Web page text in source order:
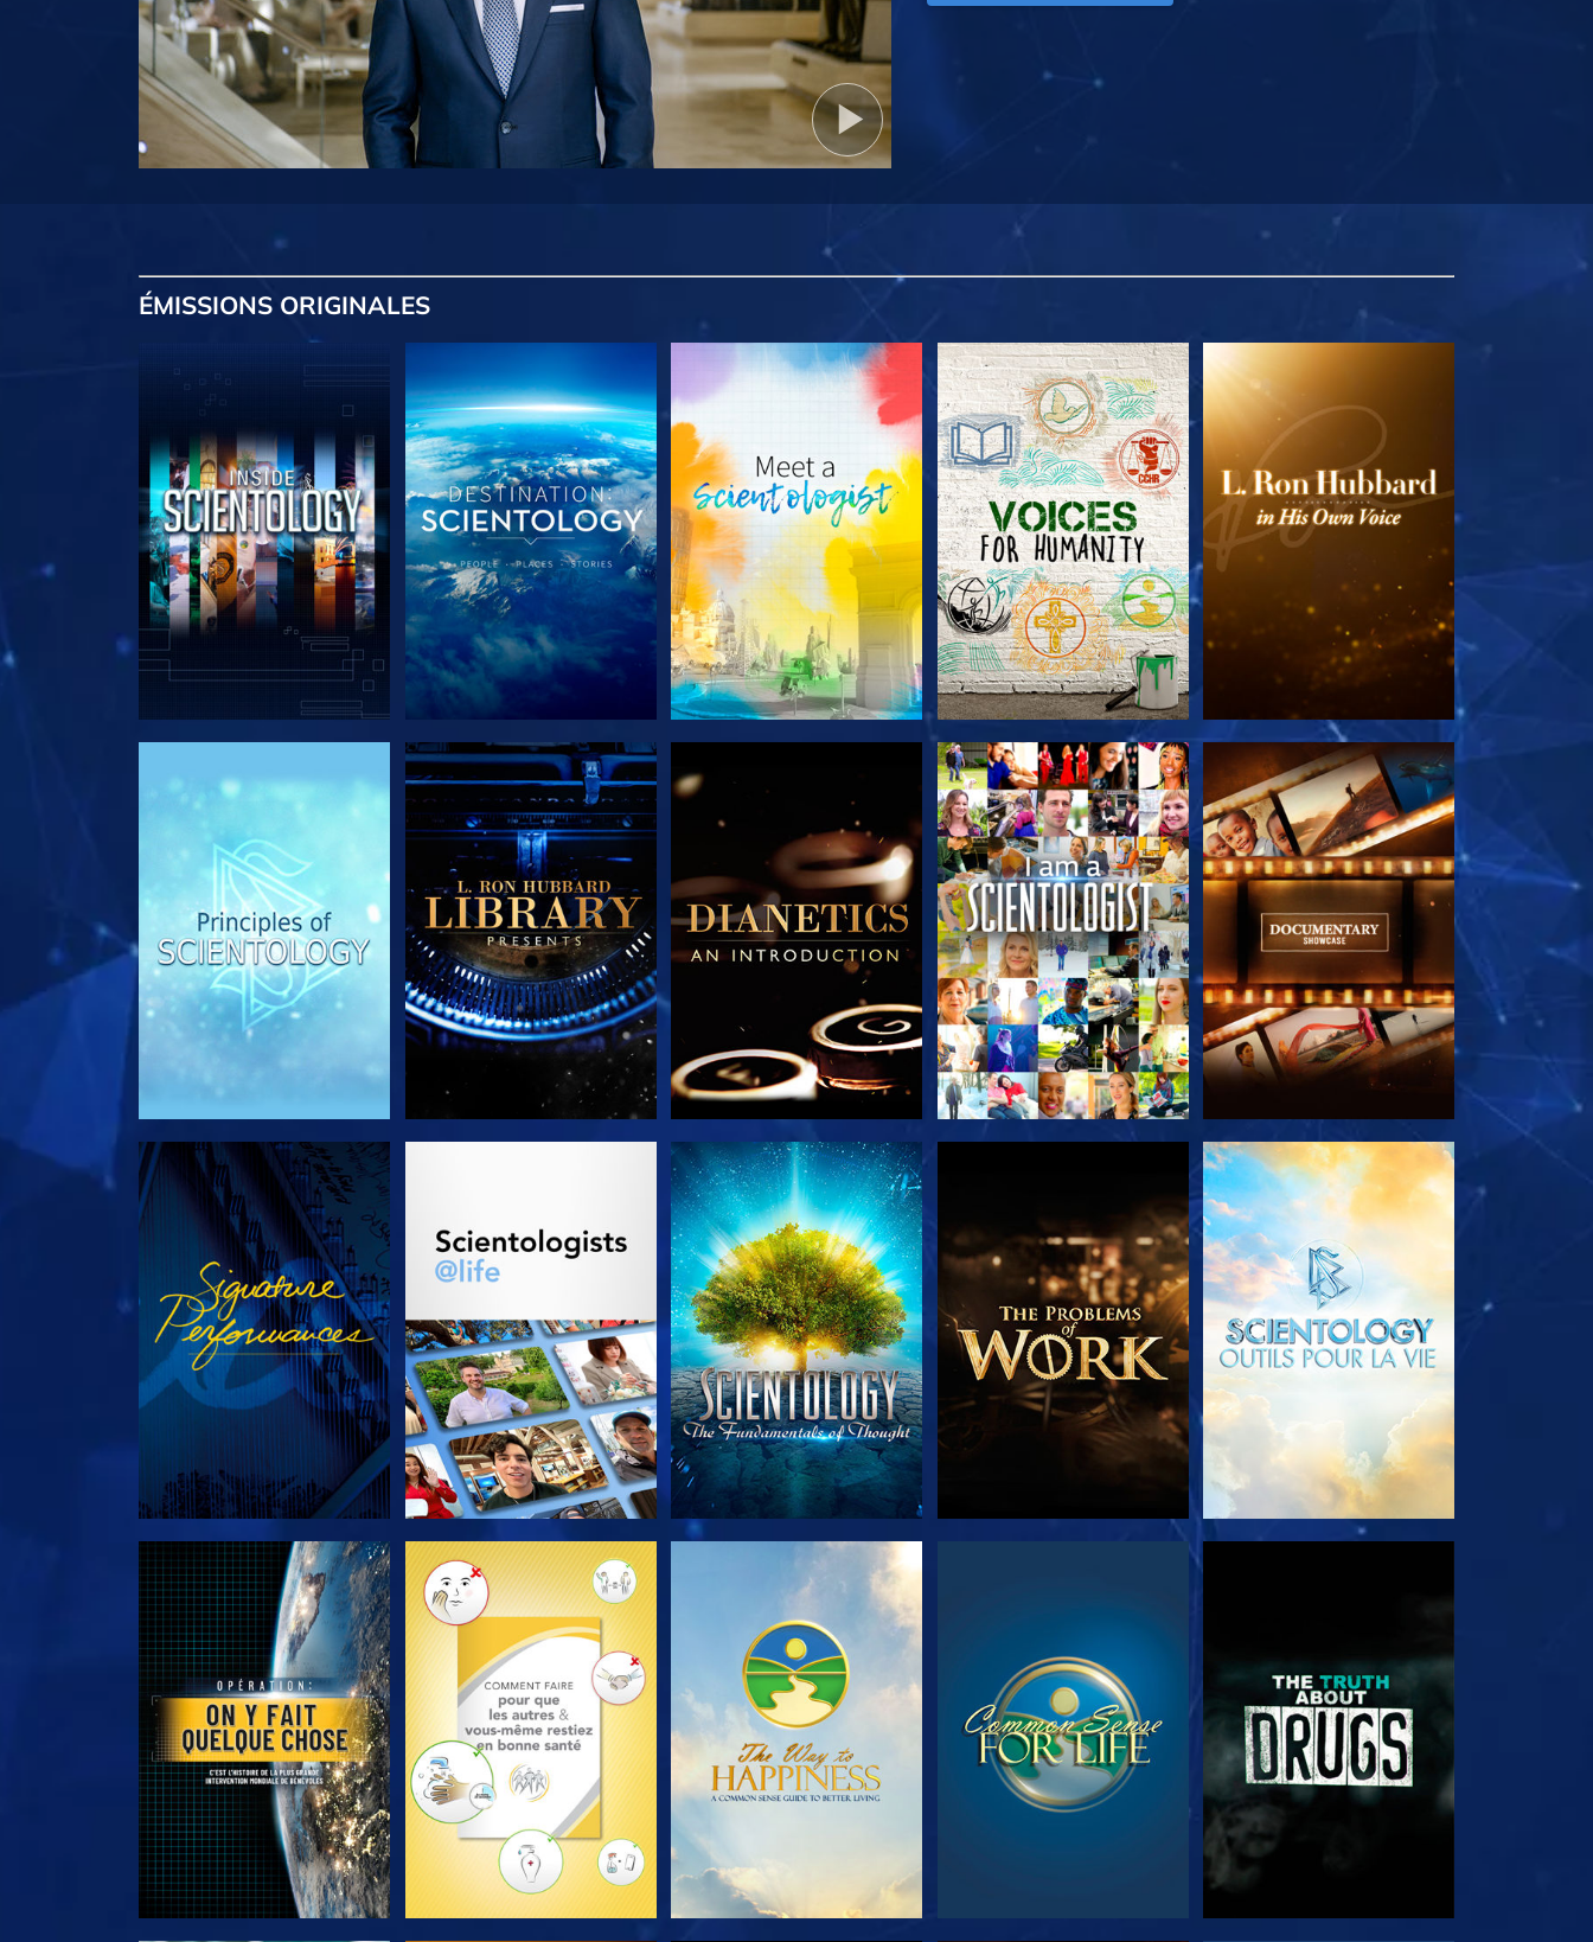
ÉMISSIONS ORIGINALES
DÉCOUVRIR LES SÉRIES DÉCOUVRIR LES SÉRIES DÉCOUVRIR LES SÉRIES DÉCOUVRIR LES SÉRIES DÉCOUVRIR LES SÉRIES
REGARDER REGARDER DÉCOUVRIR LES SÉRIES DÉCOUVRIR LES SÉRIES
DÉCOUVRIR LES SÉRIES DÉCOUVRIR LES SÉRIES